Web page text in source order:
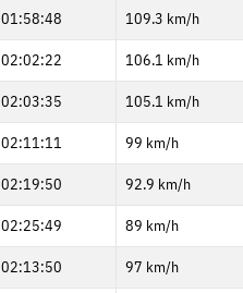
01:58:48 109.3 km/h
02:02:22 106.1 km/h
02:03:35 105.1 km/h
02:11:11 99 km/h
02:19:50 92.9 km/h
02:25:49 89 km/h
02:13:50 97 km/h